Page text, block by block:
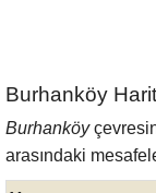
Burhanköy
Burhanköy
arasındaki